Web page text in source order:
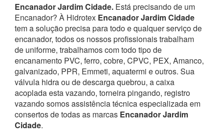
Encanador Jardim Cidade. Está precisando de um
Encanador? À Hidrotex Encanador Jardim Cidade
tem a solução precisa para todo e qualquer serviço de
encanador, todos os nossos profissionais trabalham
de uniforme, trabalhamos com todo tipo de
encanamento PVC, ferro, cobre, CPVC, PEX, Amanco,
galvanizado, PPR, Emmeti, aquatermi e outros. Sua
válvula hidra ou de descarga quebrou, a caixa
acoplada esta vazando, torneira pingando, registro
vazando somos assistência técnica especializada em
consertos de todas as marcas Encanador Jardim
Cidade.